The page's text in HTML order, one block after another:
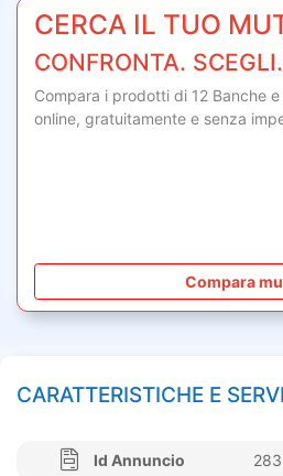
CERCA IL TUO
CONFRONTA.
Compara i prodotti di 12 Banche
online, gratuitamente e senza
Compara
CARATTERISTICHE E
Id Annuncio